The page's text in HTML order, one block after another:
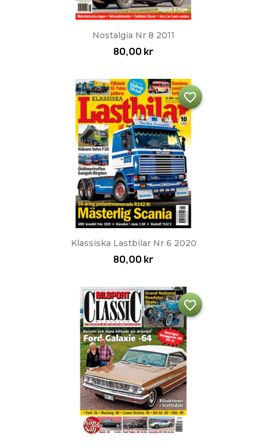
Nostalgia Nr 8 2011
80,00 kr
Klassiska Lastbilar Nr 6 2020
80,00 kr
favorite_border
favorite_border